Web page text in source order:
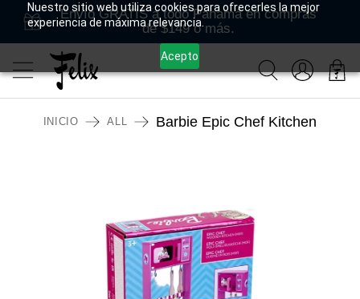
Nuestro sitio web utiliza cookies para ofrecerles la mejor
experiencia de máxima relevancia.
Acepto
Envío GRATIS a todo Panamá en compras
de $149 o más.
INICIO ALL Barbie Epic Chef Kitchen